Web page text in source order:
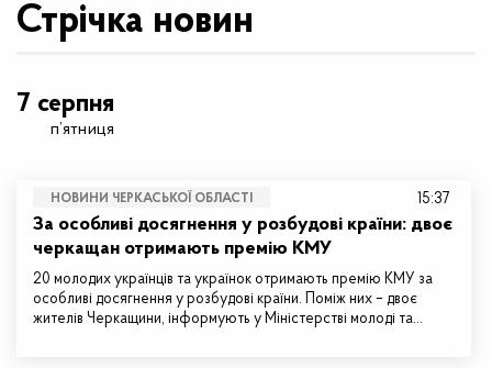
Стрічка новин
7 серпня
п’ятниця
НОВИНИ ЧЕРКАСЬКОЇ ОБЛАСТІ
За особливі досягнення у розбудові країни: двоє
черкащан отримають премію КМУ
20 молодих українців та українок отримають премію КМУ за
особливі досягнення у розбудові країни. Поміж них – двоє
жителів Черкащини, інформують у Міністерстві молоді та…
15:37